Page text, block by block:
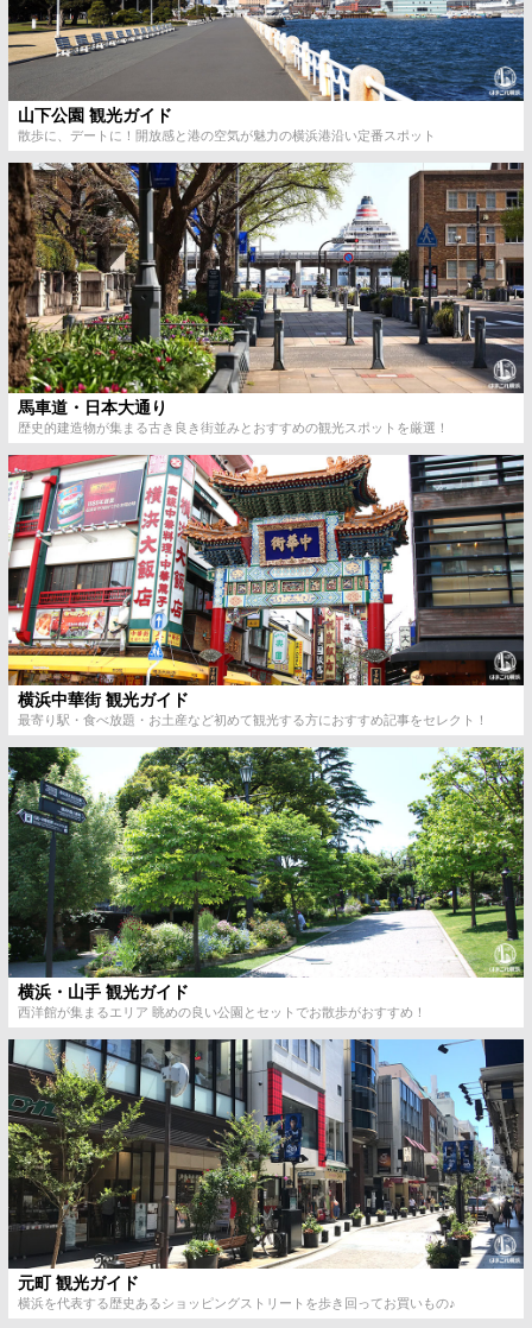
山下公園 観光ガイド
散歩に、デートに！開放感と港の空気が魅力の横浜港沿い定番スポット
馬車道・日本大通り
歴史的建造物が集まる古き良き街並みとおすすめの観光スポットを厳選！
横浜中華街 観光ガイド
最寄り駅・食べ放題・お土産など初めて観光する方におすすめ記事をセレクト！
横浜・山手 観光ガイド
西洋館が集まるエリア 眺めの良い公園とセットでお散歩がおすすめ！
元町 観光ガイド
横浜を代表する歴史あるショッピングストリートを歩き回ってお買いもの♪